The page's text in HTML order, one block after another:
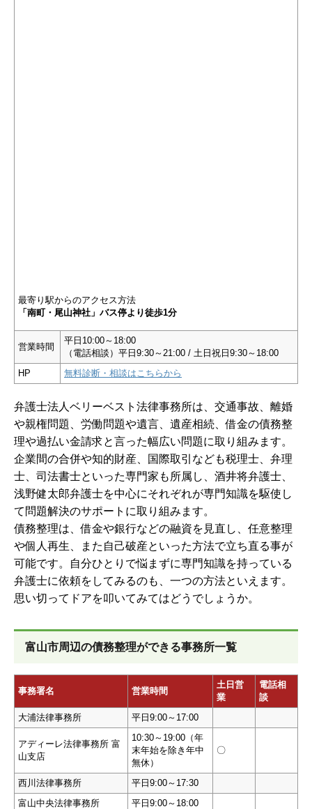
最寄り駅からのアクセス方法
「南町・尾山神社」バス停より徒歩1分
営業時間
平日10:00～18:00
（電話相談）平日9:30～21:00 / 土日祝日9:30～18:00
HP
無料診断・相談はこちらから
弁護士法人ベリーベスト法律事務所は、交通事故、離婚
や親権問題、労働問題や遺言、遺産相続、借金の債務整
理や過払い金請求と言った幅広い問題に取り組みます。
企業間の合併や知的財産、国際取引なども税理士、弁理
士、司法書士といった専門家も所属し、酒井将弁護士、
浅野健太郎弁護士を中心にそれぞれが専門知識を駆使し
て問題解決のサポートに取り組みます。
債務整理は、借金や銀行などの融資を見直し、任意整理
や個人再生、また自己破産といった方法で立ち直る事が
可能です。自分ひとりで悩まずに専門知識を持っている
弁護士に依頼をしてみるのも、一つの方法といえます。
思い切ってドアを叩いてみてはどうでしょうか。
富山市周辺の債務整理ができる事務所一覧
事務署名 営業時間
土日営
業
電話相
談
大浦法律事務所
平日9:00～17:00
アディーレ法律事務所 富
山支店
10:30～19:00（年
末年始を除き年中
無休）
〇
西川法律事務所
平日9:00～17:30
富山中央法律事務所
平日9:00～18:00